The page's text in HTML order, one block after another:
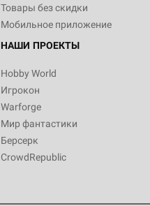
Товары без скидки
Мобильное приложение
НАШИ ПРОЕКТЫ
Hobby World
Игрокон
Warforge
Мир фантастики
Берсерк
CrowdRepublic